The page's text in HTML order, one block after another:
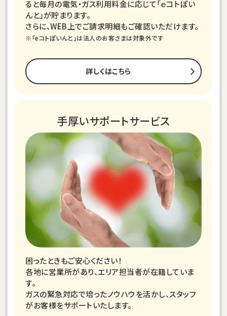
ると毎月の電気・ガス利用料金に応じて「ｅコトぽい
んと」が貯まります。
さらに、WEB上でご請求明細もご確認いただけます。
※「eコトぽいんと」は法人のお客さまは対象外です
詳しくはこちら
手厚いサポートサービス
困ったときもご安心ください！
各地に営業所があり、エリア担当者が在籍していま
す。
ガスの緊急対応で培ったノウハウを活かし、スタッフ
がお客様をサポートいたします。